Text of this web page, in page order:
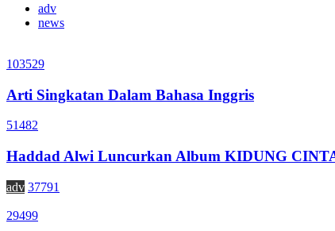
adv
news
103529
Arti Singkatan Dalam Bahasa Inggris
51482
Haddad Alwi Luncurkan Album KIDUNG
adv 37791
29499